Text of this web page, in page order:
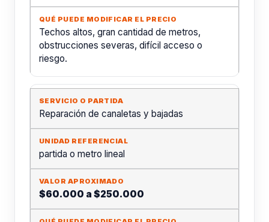
Techos altos, gran cantidad de metros,
obstrucciones severas, difícil acceso o
riesgo.
Reparación de canaletas y bajadas
partida o metro lineal
$60.000 a $250.000